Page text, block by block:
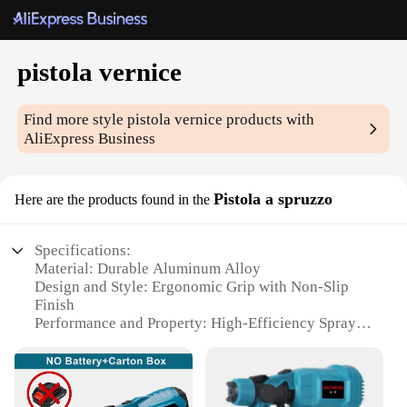
pistola vernice
Find more stylepistola vernice products with
AliExpress Business
Here are the products found in the Pistola a spruzzo
Specifications:
Material: Durable Aluminum Alloy
Design and Style: Ergonomic Grip with Non-Slip
Finish
Performance and Property: High-Efficiency Spray
Usage and Purpose: Ideal for Professional Painting
and DIY Projects
Shape or Size or Weight or Quantity: Lightweight